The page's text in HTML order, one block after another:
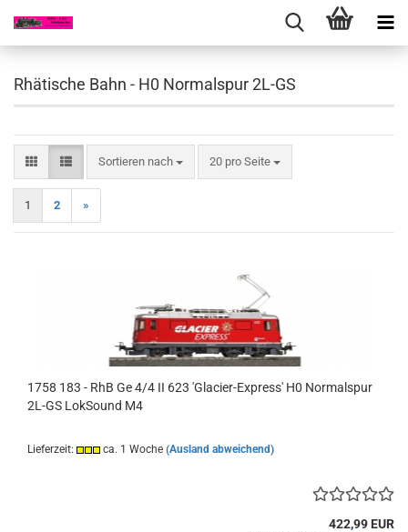
Rhätische Bahn - H0 Normalspur 2L-GS
Sortieren nach
Sortieren nach 20 pro Seite
pro Seite
1 2 »
1758 183 - RhB Ge 4/4 II 623 'Glacier-Express' H0 Normalspur
2L-GS LokSound M4
Lieferzeit: ca. 1 Woche (Ausland abweichend)
422,99 EUR